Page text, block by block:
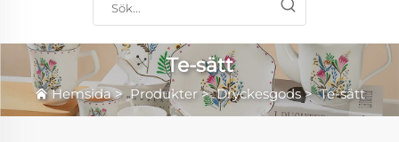
Te-sätt
Hemsida>Produkter>Dryckesgods>Te-sätt